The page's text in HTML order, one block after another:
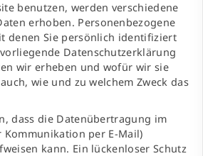
benutzen, werden verschiedene
erhoben. Personenbezogene
denen Sie persönlich identifiziert
Datenschutzerklärung
wir erheben und wofür wir sie
wie und zu welchem Zweck das
dass die Datenübertragung im
per E-Mail)
kann. Ein lückenloser Schutz